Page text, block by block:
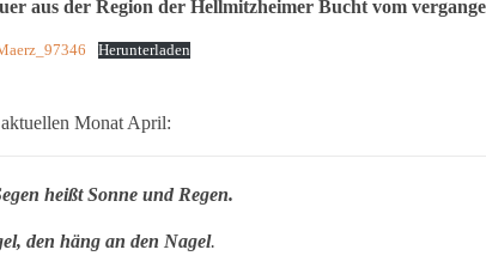
aus der Region der Hellmitzheimer Bucht vom
Herunterladen
Monat April:
heißt Sonne und Regen.
den häng an den Nagel.